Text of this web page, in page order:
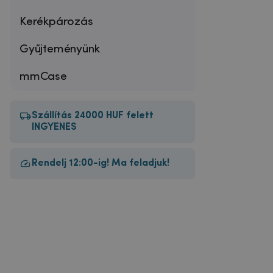
Kerékpározás
Gyűjteményünk
mmCase
Szállítás 24000 HUF felett
INGYENES
Rendelj 12:00-ig! Ma feladjuk!